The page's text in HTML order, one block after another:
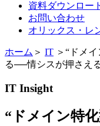
資料ダウンロー
お問い合わせ
オリックス・レ
ホーム ＞ IT ＞ “ドメ
る──情シスが押さえ
IT Insight
“ドメイン特